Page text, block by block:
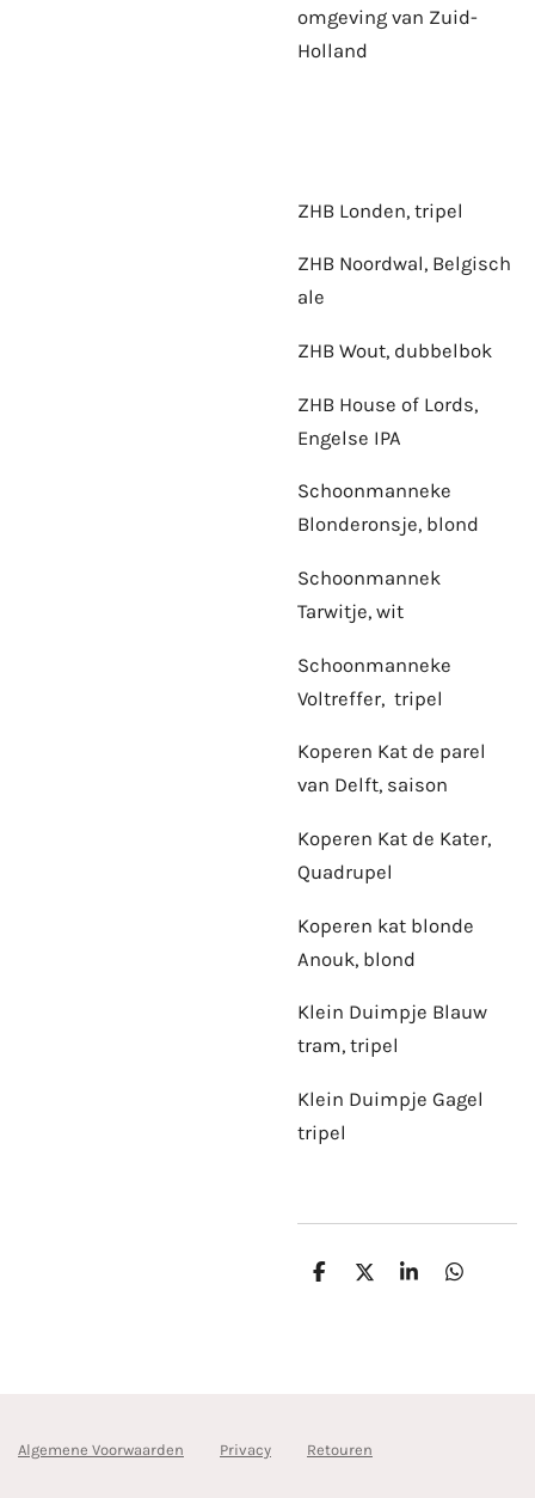
omgeving van Zuid-
Holland
ZHB Londen, tripel
ZHB Noordwal, Belgisch
ale
ZHB Wout, dubbelbok
ZHB House of Lords,
Engelse IPA
Schoonmanneke
Blonderonsje, blond
Schoonmannek
Tarwitje, wit
Schoonmanneke
Voltreffer, tripel
Koperen Kat de parel
van Delft, saison
Koperen Kat de Kater,
Quadrupel
Koperen kat blonde
Anouk, blond
Klein Duimpje Blauw
tram, tripel
Klein Duimpje Gagel
tripel
D
D
S
D
Algemene Voorwaarden Privacy Retouren